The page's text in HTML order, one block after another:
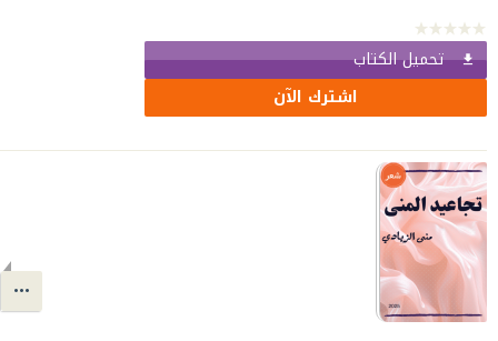
تحميل الكتاب
اشترك الآن